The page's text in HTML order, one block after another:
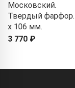
Московский.
Твердый фарфор.
x 106 мм.
3 770 ₽